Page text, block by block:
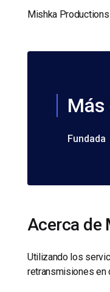
Mishka
Más
Fundada
Acerca de
Utilizando los
retransmisiones en